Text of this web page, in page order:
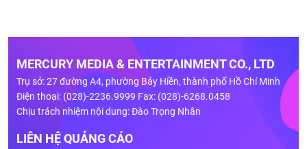
MERCURY MEDIA & ENTERTAINMENT CO., LTD
Trụ sở: 27 đường A4, phường Bảy Hiền, thành phố Hồ Chí Minh
Điện thoại: (028)-2236.9999 Fax: (028)-6268.0458
Chịu trách nhiệm nội dung: Đào Trọng Nhân
LIÊN HỆ QUẢNG CÁO